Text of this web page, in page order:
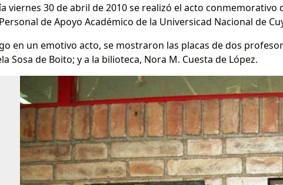
viernes 30 de abril de 2010 se realizó el acto conmemorativo
de Apoyo Académico de la Universicad Nacional de
en un emotivo acto, se mostraron las placas de dos
Sosa de Boito; y a la bilioteca, Nora M. Cuesta de López.